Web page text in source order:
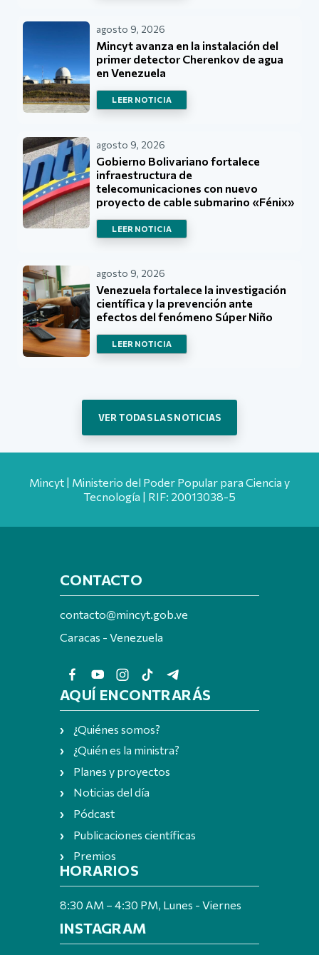
agosto 9, 2026
Mincyt avanza en la instalación del
primer detector Cherenkov de agua
en Venezuela
LEER NOTICIA
agosto 9, 2026
Gobierno Bolivariano fortalece
infraestructura de
telecomunicaciones con nuevo
proyecto de cable submarino «Fénix»
LEER NOTICIA
agosto 9, 2026
Venezuela fortalece la investigación
científica y la prevención ante
efectos del fenómeno Súper Niño
LEER NOTICIA
VER TODAS LAS NOTICIAS
Mincyt | Ministerio del Poder Popular para Ciencia y
Tecnología | RIF: 20013038-5
CONTACTO
contacto@mincyt.gob.ve
Caracas - Venezuela
AQUÍ ENCONTRARÁS
¿Quiénes somos?
¿Quién es la ministra?
Planes y proyectos
Noticias del día
Pódcast
Publicaciones científicas
Premios
HORARIOS
8:30 AM – 4:30 PM, Lunes - Viernes
INSTAGRAM